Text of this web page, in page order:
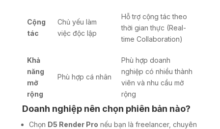
Cộng
tác
Chủ yếu làm
việc độc lập
Hỗ trợ cộng tác theo
thời gian thực (Real-
time Collaboration)
Khả
năng
mở
rộng
Phù hợp cá nhân
Phù hợp doanh
nghiệp có nhiều thành
viên và nhu cầu mở
rộng
Doanh nghiệp nên chọn phiên bản nào?
Chọn D5 Render Pro nếu bạn là freelancer, chuyên